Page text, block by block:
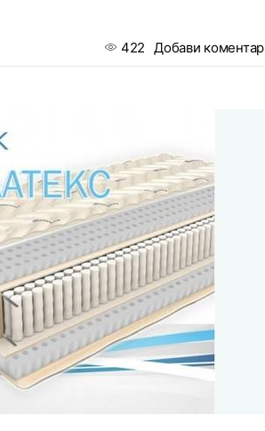
422 Добави коментар